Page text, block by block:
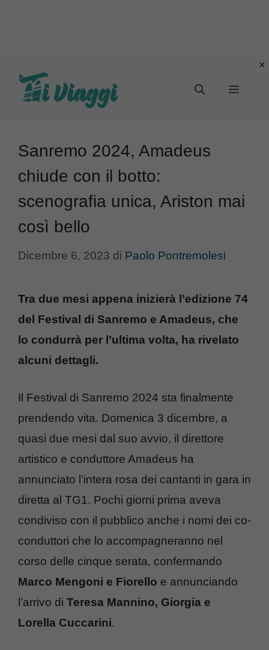
Menu
Sanremo 2024, Amadeus
chiude con il botto:
scenografia unica, Ariston mai
così bello
Dicembre 6, 2023 di Paolo Pontremolesi
Tra due mesi appena inizierà l’edizione 74
del Festival di Sanremo e Amadeus, che
lo condurrà per l’ultima volta, ha rivelato
alcuni dettagli.
Il Festival di Sanremo 2024 sta finalmente
prendendo vita. Domenica 3 dicembre, a
quasi due mesi dal suo avvio, il direttore
artistico e conduttore Amadeus ha
annunciato l’intera rosa dei cantanti in gara in
diretta al TG1. Pochi giorni prima aveva
condiviso con il pubblico anche i nomi dei co-
conduttori che lo accompagneranno nel
corso delle cinque serata, confermando
Marco Mengoni e Fiorello e annunciando
l’arrivo di Teresa Mannino, Giorgia e
Lorella Cuccarini.